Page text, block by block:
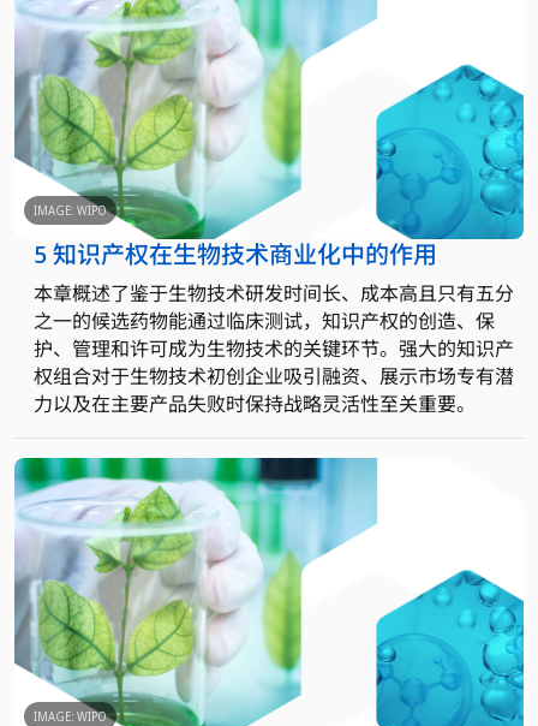
IMAGE: WIPO
5 知识产权在生物技术商业化中的作用
本章概述了鉴于生物技术研发时间长、成本高且只有五分
之一的候选药物能通过临床测试，知识产权的创造、保
护、管理和许可成为生物技术的关键环节。强大的知识产
权组合对于生物技术初创企业吸引融资、展示市场专有潜
力以及在主要产品失败时保持战略灵活性至关重要。
IMAGE: WIPO